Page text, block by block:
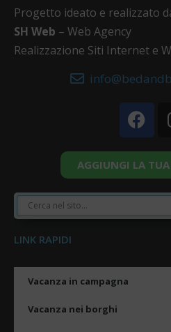
Progetto ideato e realizzato
SH Web – Web Agency
Realizzazione Siti Internet e
AGGIUNGI LA
LINK RAPIDI
Vacanza in campagna
Vacanza nei borghi